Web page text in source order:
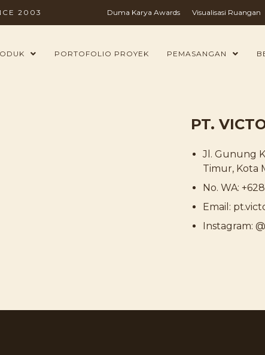
2003 Duma Karya Awards Visualisasi Ruangan
PORTOFOLIO PROYEK PEMASANGAN
PT.
Jl. Gunung
Timur, Kota
No. WA:
Email:
Instagram: